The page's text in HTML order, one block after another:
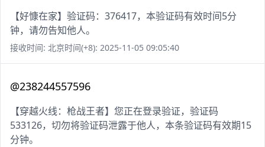
【好慷在家】验证码：376417，本验证码有效时间5分
钟，请勿告知他人。
接收时间: 北京时间(+8): 2025-11-05 09:05:40
@238244557596
【穿越火线：枪战王者】您正在登录验证，验证码
533126，切勿将验证码泄露于他人，本条验证码有效期15
分钟。